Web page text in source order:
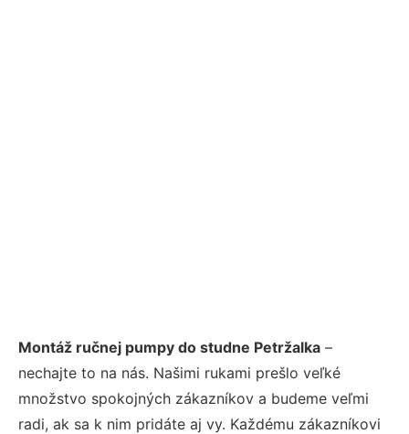
Montáž ručnej pumpy do studne Petržalka –
nechajte to na nás. Našimi rukami prešlo veľké
množstvo spokojných zákazníkov a budeme veľmi
radi, ak sa k nim pridáte aj vy. Každému zákazníkovi